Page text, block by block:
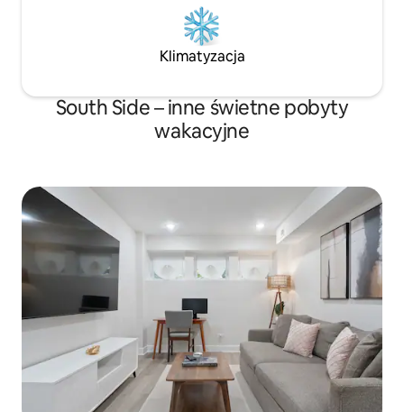
Klimatyzacja
South Side – inne świetne pobyty
wakacyjne